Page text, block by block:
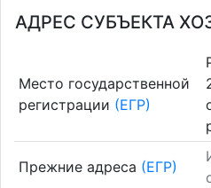
АДРЕС СУБЪЕКТА
Место государственной
регистрации (ЕГР)
Прежние адреса (ЕГР)